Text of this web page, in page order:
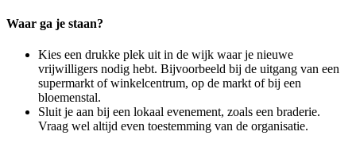
Waar ga je staan?
Kies een drukke plek uit in de wijk waar je nieuwe
vrijwilligers nodig hebt. Bijvoorbeeld bij de uitgang van een
supermarkt of winkelcentrum, op de markt of bij een
bloemenstal.
Sluit je aan bij een lokaal evenement, zoals een braderie.
Vraag wel altijd even toestemming van de organisatie.